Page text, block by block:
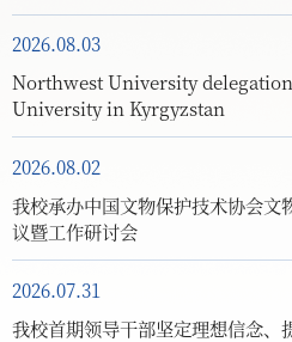
2026.08.03
Northwest University
University in Kyrgyzstan
2026.08.02
我校承办中国文物保护技术协会文
议暨工作研讨会
2026.07.31
我校首期领导干部坚定理想信念、